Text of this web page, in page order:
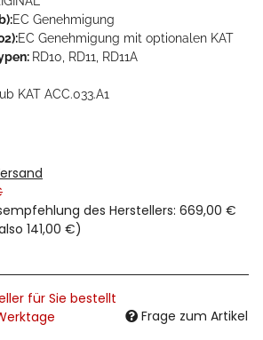
EC Genehmigung
EC Genehmigung mit optionalen KAT
RD10, RD11, RD11A
KAT ACC.033.A1
des Herstellers: 669,00 €
141,00 €)
für Sie bestellt
Frage zum Artikel